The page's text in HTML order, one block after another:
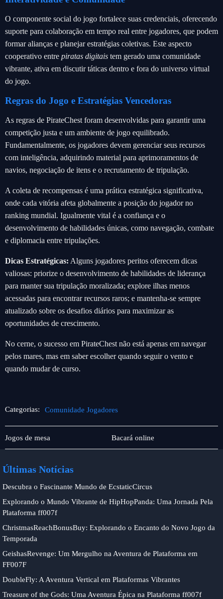
O componente social do jogo fortalece suas credenciais, oferecendo
suporte para colaboração em tempo real entre jogadores, que podem
formar alianças e planejar estratégias coletivas. Este aspecto
cooperativo entre piratas digitais tem gerado uma comunidade
vibrante, ativa em discutir táticas dentro e fora do universo virtual
do jogo.
Regras do Jogo e Estratégias Vencedoras
As regras de PirateChest foram desenvolvidas para garantir uma
competição justa e um ambiente de jogo equilibrado.
Fundamentalmente, os jogadores devem gerenciar seus recursos
com inteligência, adquirindo material para aprimoramentos de
navios, negociação de itens e o recrutamento de tripulação.
A coleta de recompensas é uma prática estratégica significativa,
onde cada vitória afeta globalmente a posição do jogador no
ranking mundial. Igualmente vital é a confiança e o
desenvolvimento de habilidades únicas, como navegação, combate
e diplomacia entre tripulações.
Dicas Estratégicas: Alguns jogadores peritos oferecem dicas
valiosas: priorize o desenvolvimento de habilidades de liderança
para manter sua tripulação moralizada; explore ilhas menos
acessadas para encontrar recursos raros; e mantenha-se sempre
atualizado sobre os desafios diários para maximizar as
oportunidades de crescimento.
No cerne, o sucesso em PirateChest não está apenas em navegar
pelos mares, mas em saber escolher quando seguir o vento e
quando mudar de curso.
Categorias: Comunidade Jogadores
Caça-
níqueis
Jogos de mesa
Comunidade
Jogadores
Bacará online
Últimas Notícias
Descubra o Fascinante Mundo de EcstaticCircus
Explorando o Mundo Vibrante de HipHopPanda: Uma Jornada Pela
Plataforma ff007f
ChristmasReachBonusBuy: Explorando o Encanto do Novo Jogo da
Temporada
GeishasRevenge: Um Mergulho na Aventura de Plataforma em
FF007F
DoubleFly: A Aventura Vertical em Plataformas Vibrantes
Treasure of the Gods: Uma Aventura Épica na Plataforma ff007f